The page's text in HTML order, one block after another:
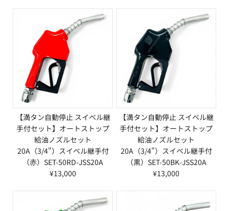
【満タン自動停止 スイベル継
手付セット】オートストップ
給油ノズルセット
20A（3/4"）スイベル継手付
（赤）SET-50RD-JSS20A
¥13,000
【満タン自動停止 スイベル継
手付セット】オートストップ
給油ノズルセット
20A（3/4"）スイベル継手付
（黒）SET-50BK-JSS20A
¥13,000